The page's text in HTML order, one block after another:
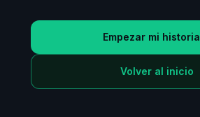
Empezar mi historia
Volver al inicio